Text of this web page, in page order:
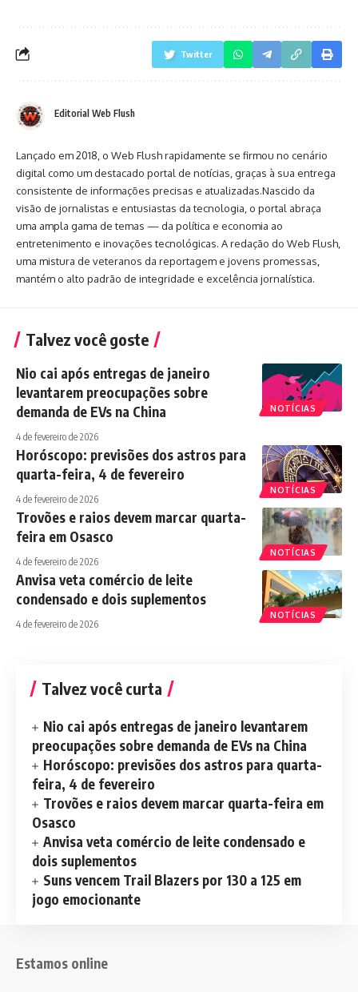
Twitter
Editorial Web Flush
Lançado em 2018, o Web Flush rapidamente se firmou no cenário
digital como um destacado portal de notícias, graças à sua entrega
consistente de informações precisas e atualizadas.Nascido da
visão de jornalistas e entusiastas da tecnologia, o portal abraça
uma ampla gama de temas — da política e economia ao
entretenimento e inovações tecnológicas. A redação do Web Flush,
uma mistura de veteranos da reportagem e jovens promessas,
mantém o alto padrão de integridade e excelência jornalística.
Talvez você goste
NOTÍCIAS
Nio cai após entregas de janeiro
levantarem preocupações sobre
demanda de EVs na China
4 de fevereiro de 2026
NOTÍCIAS
Horóscopo: previsões dos astros para
quarta-feira, 4 de fevereiro
4 de fevereiro de 2026
NOTÍCIAS
Trovões e raios devem marcar quarta-
feira em Osasco
4 de fevereiro de 2026
NOTÍCIAS
Anvisa veta comércio de leite
condensado e dois suplementos
4 de fevereiro de 2026
Talvez você curta
Nio cai após entregas de janeiro levantarem
preocupações sobre demanda de EVs na China
Horóscopo: previsões dos astros para quarta-
feira, 4 de fevereiro
Trovões e raios devem marcar quarta-feira em
Osasco
Anvisa veta comércio de leite condensado e
dois suplementos
Suns vencem Trail Blazers por 130 a 125 em
jogo emocionante
Estamos online